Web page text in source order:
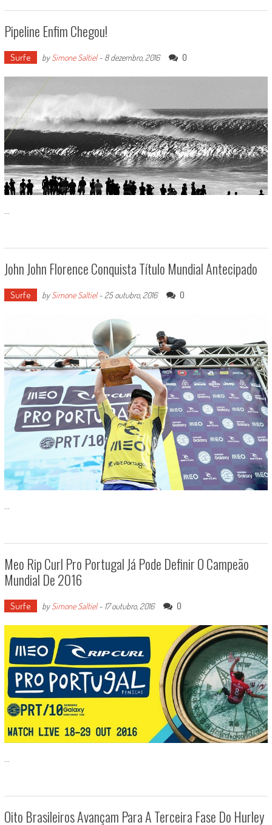
Pipeline Enfim Chegou!
Surfe bySimone Saltiel- 8 dezembro, 2016 0
...
John John Florence Conquista Título Mundial Antecipado
Surfe bySimone Saltiel- 25 outubro, 2016 0
...
Meo Rip Curl Pro Portugal Já Pode Definir O Campeão
Mundial De 2016
Surfe bySimone Saltiel- 17 outubro, 2016 0
Oito Brasileiros Avançam Para A Terceira Fase Do Hurley